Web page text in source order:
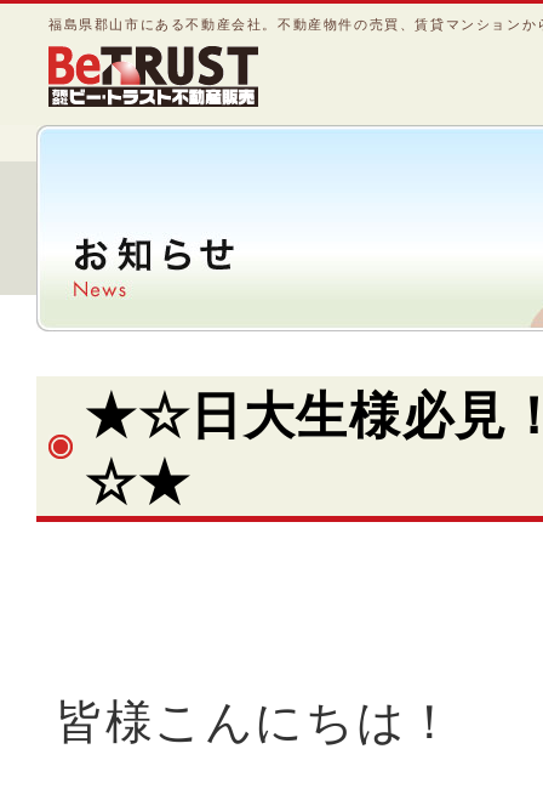
福島県郡山市にある不動産会社。不動産物件の売買、賃貸マンション
★☆日大生様必見
☆★
皆様こんにちは！